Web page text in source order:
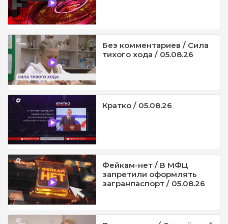
Без комментариев / Сила
тихого хода / 05.08.26
Кратко / 05.08.26
Фейкам-нет / В МФЦ
запретили оформлять
загранпаспорт / 05.08.26